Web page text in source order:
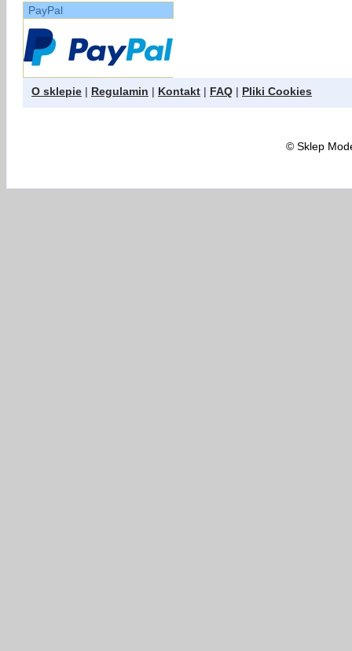
PayPal
O sklepie | Regulamin | Kontakt | FAQ | Pliki Cookies
©Sklep